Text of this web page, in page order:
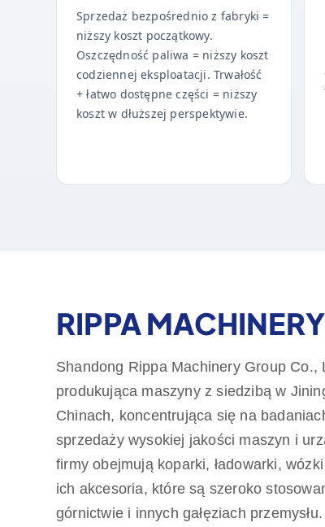
Sprzedaż bezpośrednio z fabryki =
niższy koszt początkowy.
Oszczędność paliwa = niższy koszt
codziennej eksploatacji. Trwałość
+ łatwo dostępne części = niższy
koszt w dłuższej perspektywie.
RIPPA
Shandong Rippa Machinery Group Co.,
produkująca maszyny z siedzibą w
Chinach, koncentrująca się na
sprzedaży wysokiej jakości maszyn i
firmy obejmują koparki, ładowarki,
ich akcesoria, które są szeroko
górnictwie i innych gałęziach